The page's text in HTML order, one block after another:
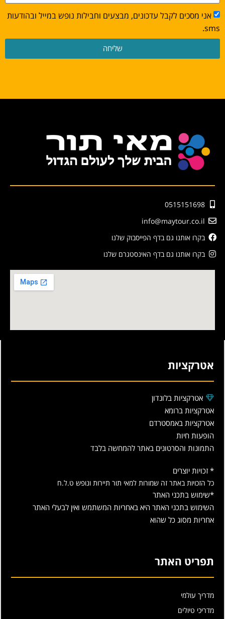
אני מסכים לקבל עדכונים, מבצעים וחבילות נופש במייל ובהודעות
sms.
שליחה
0515151698
info@maytour.co.il
בקרו אותנו גם בדף הפייסבוק שלנו
בקרו אותנו גם בדף האינסטגרם שלנו
אטרקציות
אטרקציות בלונדון
אטרקציות ברומא
אטרקציות באמסטרדם
הופעות חיות
התמונות והסרטונים באתר להמחשה בלבד
* זכויות יוצרים
כל הזכויות באתר זה שמורות למאי תור תיירות ונופש ט.ל.ח
*שימוש בתכני האתר
השימוש בתכני האתר היא באחריות המשתמש ואין לבעלי האתר
אחריות מסוג כל שהוא
תפריט האתר
מדריך עולמי
מדריכי טיולים